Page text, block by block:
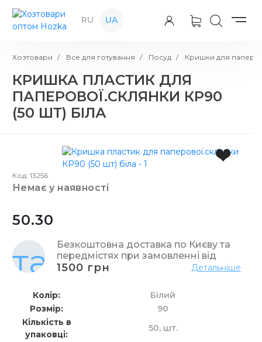
RU UA
Хозтовари Все для готування Посуд Кришки для
КРИШКА ПЛАСТИК ДЛЯ
ПАПЕРОВОЇ.СКЛЯНКИ КР90
(50 ШТ) БІЛА
Код: 13256
немає у наявності
50.30
Безкоштовна доставка по Києву та
передмістях при замовленні від
1500 грн Детальніше
Колір
Білий
Розмір
90
Кількість в
упаковці
50, шт.